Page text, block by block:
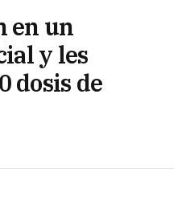
en un
y les
dosis de